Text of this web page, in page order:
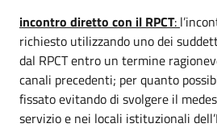
incontro diretto con il RPCT:
richiesto utilizzando uno dei
dal RPCT entro un termine
canali precedenti; per quanto
fissato evitando di svolgere il
servizio e nei locali istituzionali